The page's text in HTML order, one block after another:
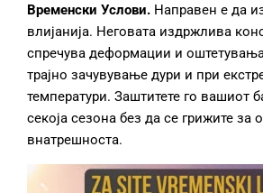
Временски Услови. Направен е да
влијанија. Неговата издржлива
спречува деформации и
трајно зачувување дури и при
температури. Заштитете го вашиот
секоја сезона без да се грижите за
внатрешноста.